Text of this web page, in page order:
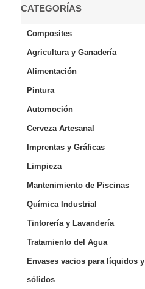
CATEGORÍAS
Composites
Agricultura y Ganadería
Alimentación
Pintura
Automoción
Cerveza Artesanal
Imprentas y Gráficas
Limpieza
Mantenimiento de Piscinas
Química Industrial
Tintorería y Lavandería
Tratamiento del Agua
Envases vacios para líquidos y
sólidos